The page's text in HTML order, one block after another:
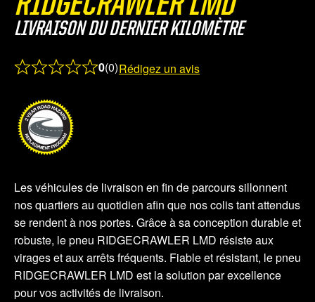
LIVRAISON DU DERNIER KILOMÈTRE
Rated
out
of
5
0(0)Rédigez un avis
Les véhicules de livraison en fin de parcours sillonnent
nos quartiers au quotidien afin que nos colis tant attendus
se rendent à nos portes. Grâce à sa conception durable et
robuste, le pneu RIDGECRAWLER LMD résiste aux
virages et aux arrêts fréquents. Fiable et résistant, le pneu
RIDGECRAWLER LMD est la solution par excellence
pour vos activités de livraison.